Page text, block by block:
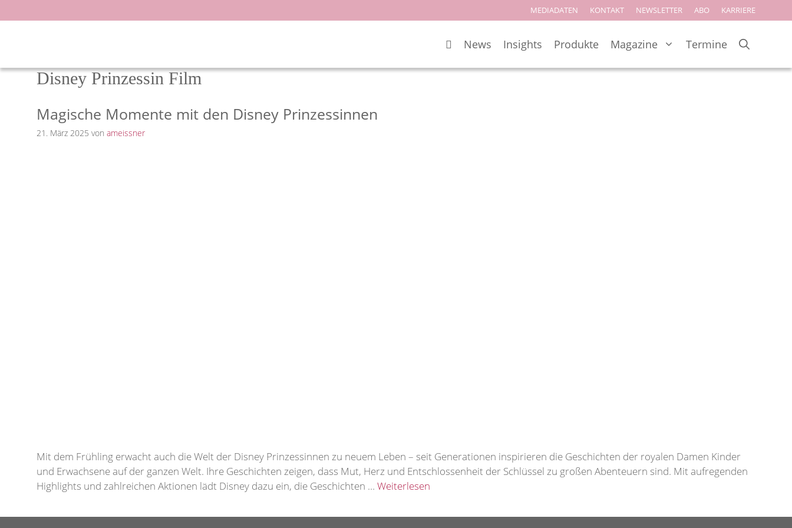
Inhalt
MEDIADATEN KONTAKT NEWSLETTER ABO KARRIERE
News Insights Produkte Magazine Termine
Disney Prinzessin Film
Magische Momente mit den Disney Prinzessinnen
21. März 2025 von ameissner
Mit dem Frühling erwacht auch die Welt der Disney Prinzessinnen zu neuem Leben – seit Generationen inspirieren die Geschichten der royalen Damen Kinder
und Erwachsene auf der ganzen Welt. Ihre Geschichten zeigen, dass Mut, Herz und Entschlossenheit der Schlüssel zu großen Abenteuern sind. Mit aufregenden
Highlights und zahlreichen Aktionen lädt Disney dazu ein, die Geschichten … Weiterlesen